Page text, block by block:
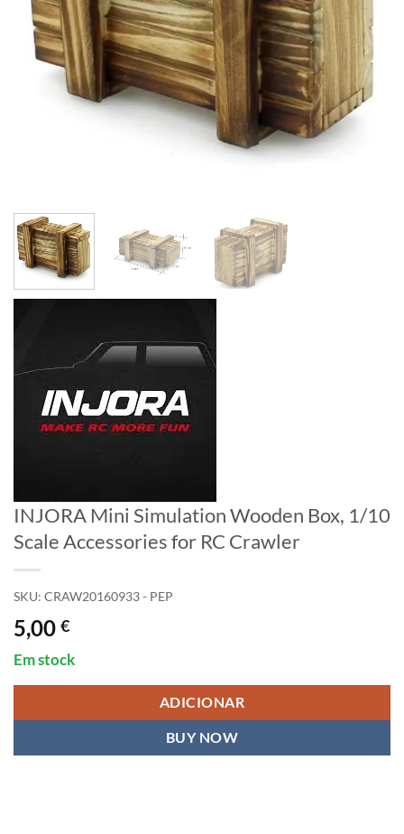
INJORA Mini Simulation Wooden Box, 1/10
Scale Accessories for RC Crawler
SKU: CRAW20160933 - PEP
5,00 €
Em stock
ADICIONAR
BUY NOW